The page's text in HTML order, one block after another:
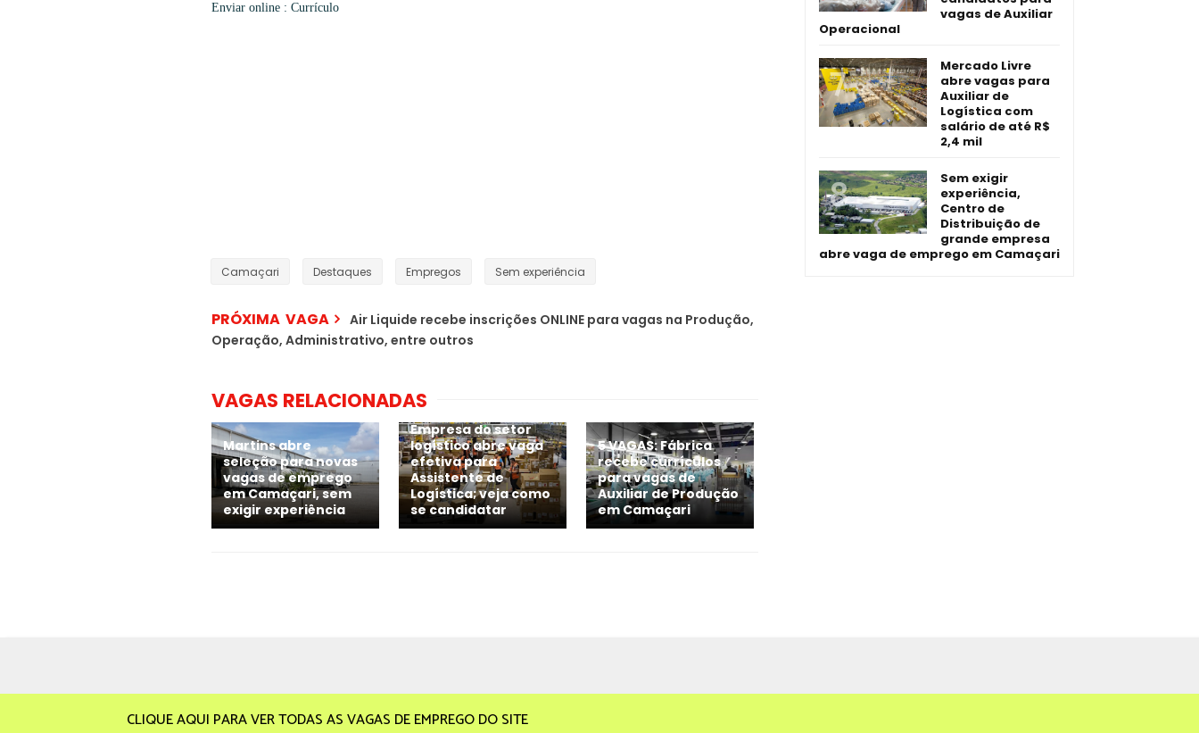
Enviar online : Currículo
Camaçari Destaques Empregos Sem experiência
PRÓXIMA VAGA
Air Liquide recebe inscrições ONLINE para vagas na Produção,
Operação, Administrativo, entre outros
VAGAS RELACIONADAS
Martins abre
seleção para novas
vagas de emprego
em Camaçari, sem
exigir experiência
Empresa do setor
logístico abre vaga
efetiva para
Assistente de
Logística; veja como
se candidatar
5 VAGAS: Fábrica
recebe currículos
para vagas de
Auxiliar de Produção
em Camaçari
vagas de Auxiliar
Operacional
Mercado Livre
abre vagas para
Auxiliar de
Logística com
salário de até R$
2,4 mil
Sem exigir
experiência,
Centro de
Distribuição de
grande empresa
abre vaga de emprego em Camaçari
CLIQUE AQUI PARA VER TODAS AS VAGAS DE EMPREGO DO SITE